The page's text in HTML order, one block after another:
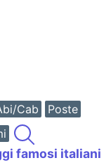
Cab
Poste
famosi italiani